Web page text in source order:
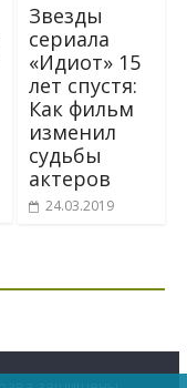
Звезды
сериала
«Идиот» 15
лет спустя:
Как фильм
изменил
судьбы
актеров
24.03.2019